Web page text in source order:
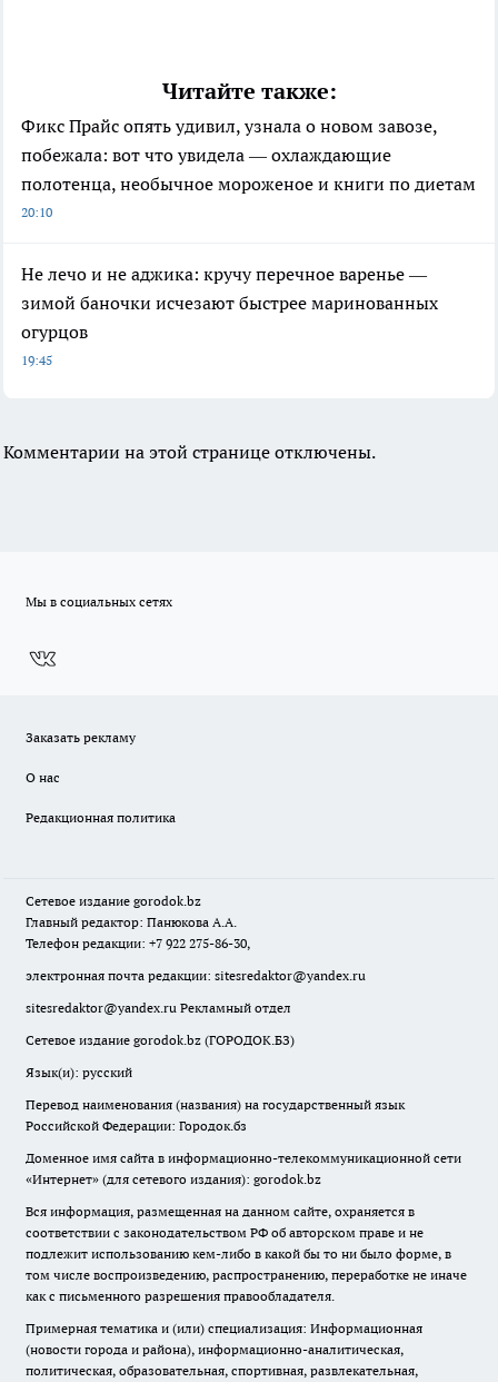
Читайте также:
Фикс Прайс опять удивил, узнала о новом завозе,
побежала: вот что увидела — охлаждающие
полотенца, необычное мороженое и книги по диетам
20:10
Не лечо и не аджика: кручу перечное варенье —
зимой баночки исчезают быстрее маринованных
огурцов
19:45
Комментарии на этой странице отключены.
Мы в социальных сетях
Заказать рекламу
О нас
Редакционная политика
Сетевое издание gorodok.bz
Главный редактор: Панюкова А.А.
Телефон редакции: +7 922 275-86-30,
электронная почта редакции: sitesredaktor@yandex.ru
sitesredaktor@yandex.ru Рекламный отдел
Сетевое издание gorodok.bz (ГОРОДОК.БЗ)
Язык(и): русский
Перевод наименования (названия) на государственный язык
Российской Федерации: Городок.бз
Доменное имя сайта в информационно-телекоммуникационной сети
«Интернет» (для сетевого издания): gorodok.bz
Вся информация, размещенная на данном сайте, охраняется в
соответствии с законодательством РФ об авторском праве и не
подлежит использованию кем-либо в какой бы то ни было форме, в
том числе воспроизведению, распространению, переработке не иначе
как с письменного разрешения правообладателя.
Примерная тематика и (или) специализация: Информационная
(новости города и района), информационно-аналитическая,
политическая, образовательная, спортивная, развлекательная,